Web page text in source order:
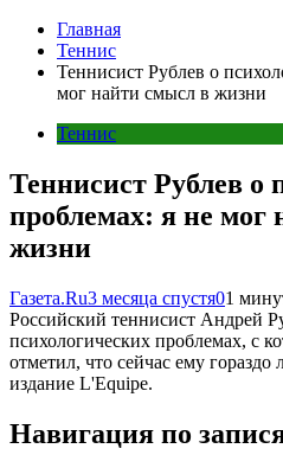
Главная
Теннис
Теннисист Рублев о
мог найти смысл в жизни
Теннис
Теннисист Рублев о
проблемах: я не мог
жизни
Газета.Ru3 месяца спустя01
Российский теннисист Андрей
психологических проблемах, с
отметил, что сейчас ему
издание L'Equipe.
Навигация по